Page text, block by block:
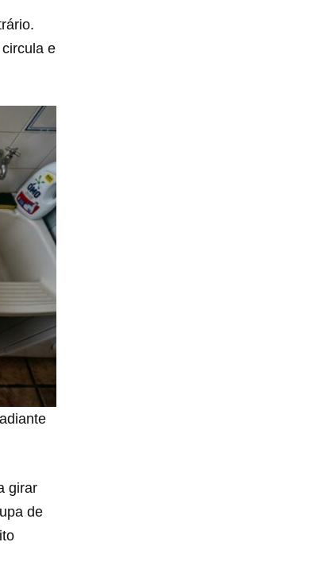
e
girar
de